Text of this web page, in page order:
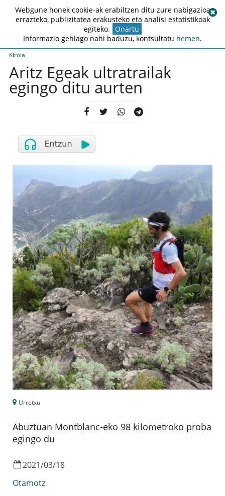
Kirola
Aritz Egeak ultratrailak
egingo ditu aurten
Urretxu
Abuztuan Montblanc-eko 98 kilometroko proba
egingo du
2021/03/18
Otamotz
Webgune honek cookie-ak erabiltzen ditu zure nabigazioa
errazteko, publizitatea erakusteko eta analisi estatistikoak
egiteko. Onartu
Informazio gehiago nahi baduzu, kontsultatu hemen.